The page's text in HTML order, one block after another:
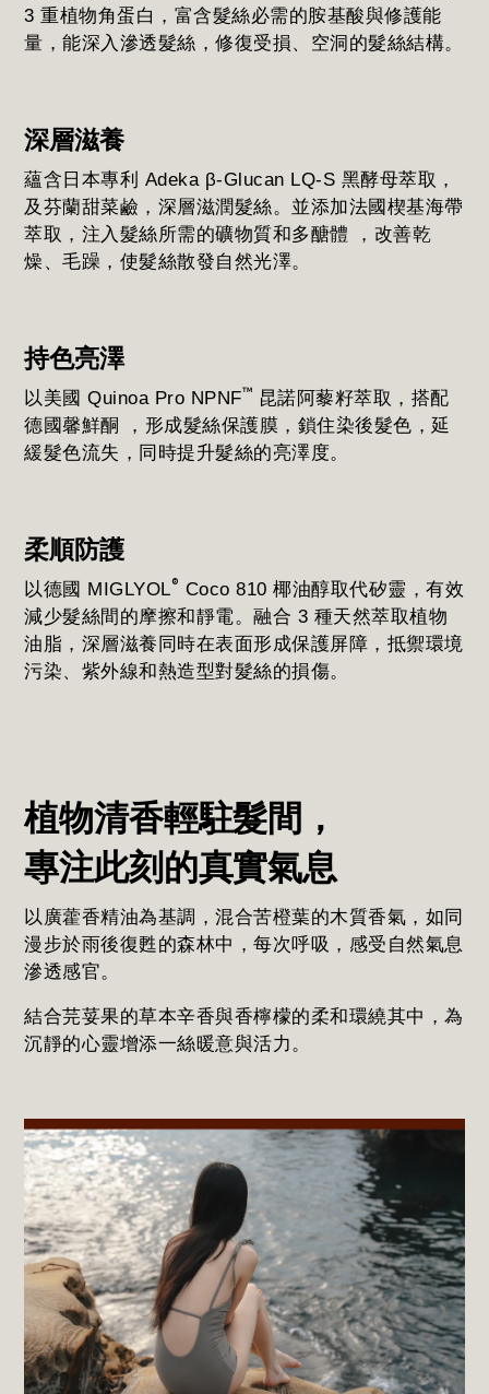
3 重植物角蛋白，富含髮絲必需的胺基酸與修護能
量，能深入滲透髮絲，修復受損、空洞的髮絲結構。
深層滋養
蘊含日本專利 Adeka β-Glucan LQ-S 黑酵母萃取，
及芬蘭甜菜鹼，深層滋潤髮絲。並添加法國楔基海帶
萃取，注入髮絲所需的礦物質和多醣體 ，改善乾
燥、毛躁，使髮絲散發自然光澤。
持色亮澤
以美國 Quinoa Pro NPNF™ 昆諾阿藜籽萃取，搭配
德國馨鮮酮 ，形成髮絲保護膜，鎖住染後髮色，延
緩髮色流失，同時提升髮絲的亮澤度。
柔順防護
以德國 MIGLYOL® Coco 810 椰油醇取代矽靈，有效
減少髮絲間的摩擦和靜電。融合 3 種天然萃取植物
油脂，深層滋養同時在表面形成保護屏障，抵禦環境
污染、紫外線和熱造型對髮絲的損傷。
植物清香輕駐髮間，
專注此刻的真實氣息
以廣藿香精油為基調，混合苦橙葉的木質香氣，如同
漫步於雨後復甦的森林中，每次呼吸，感受自然氣息
滲透感官。
結合芫荽果的草本辛香與香檸檬的柔和環繞其中，為
沉靜的心靈增添一絲暖意與活力。